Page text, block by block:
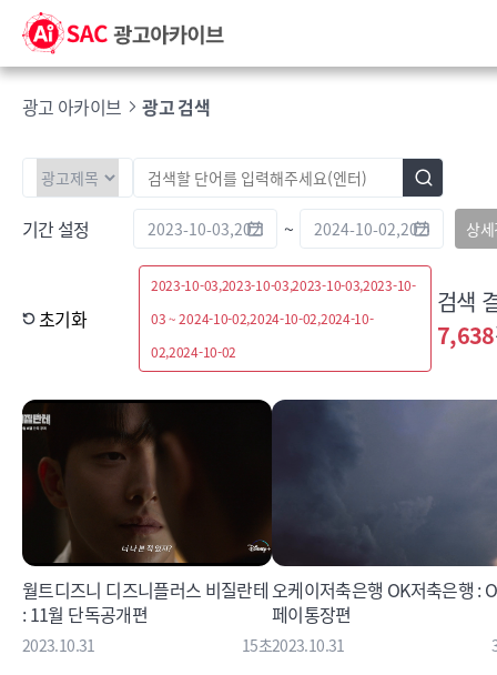
광고 아카이브 광고 검색
기간 설정 ~ 상
초기화
2023-10-03,2023-10-03,2023-10-03,2023-10-
03 ~ 2024-10-02,2024-10-02,2024-10-
02,2024-10-02
검색
7,638
월트디즈니 디즈니플러스 비질란테
: 11월 단독공개편
2023.10.31 15초
오케이저축은행 OK저축은행 :
페이통장편
2023.10.31